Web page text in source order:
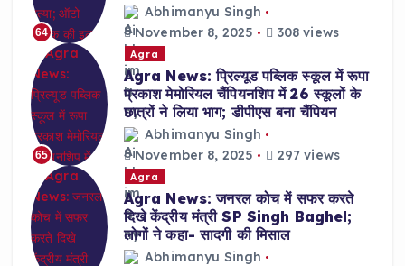
64
Abhimanyu Singh
November 8, 2025
308 views
65
Agra
Agra News: प्रिल्यूड पब्लिक स्कूल में रूपा
प्रकाश मेमोरियल चैंपियनशिप में 26 स्कूलों के
छात्रों ने लिया भाग; डीपीएस बना चैंपियन
Abhimanyu Singh
November 8, 2025
297 views
Agra
Agra News: जनरल कोच में सफर करते
दिखे केंद्रीय मंत्री SP Singh Baghel;
लोगों ने कहा- सादगी की मिसाल
Abhimanyu Singh